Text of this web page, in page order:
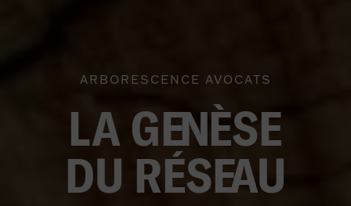
ARBORESCENCE AVOCATS
LA GENÈSE
DU RÉSEAU